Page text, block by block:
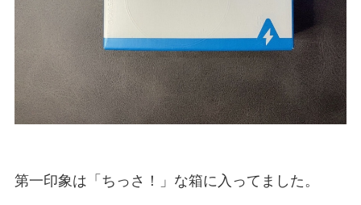
第一印象は「ちっさ！」な箱に入ってました。